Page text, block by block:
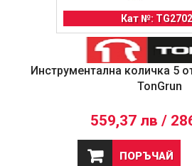
Кат №:
Инструментална количка 5
TonGrun
559,37 лв /
ПОРЪЧАЙ